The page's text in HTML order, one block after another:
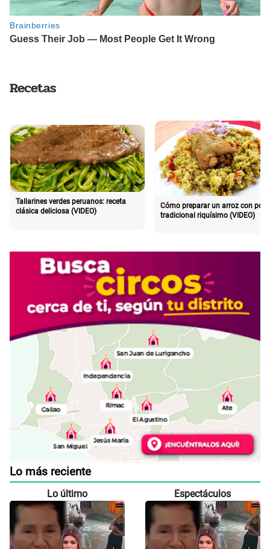
Recetas
Tallarines verdes peruanos: receta
clásica deliciosa (VIDEO)
Cómo preparar un arroz con pollo
tradicional riquísimo (VIDEO)
Lo más reciente
Lo último Espectáculos